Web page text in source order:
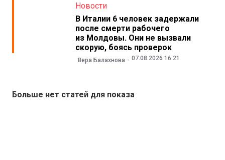
Новости
В Италии 6 человек задержали
после смерти рабочего
из Молдовы. Они не вызвали
скорую, боясь проверок
Вера Балахнова 07.08.2026 16:21
Больше нет статей для показа